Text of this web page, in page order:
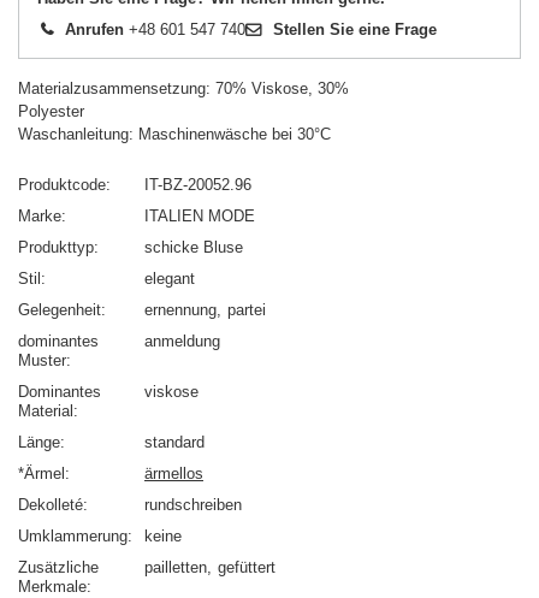
Anrufen +48 601 547 740 Stellen Sie eine Frage
Materialzusammensetzung: 70% Viskose, 30%
Polyester
Waschanleitung: Maschinenwäsche bei 30°C
Produktcode
IT-BZ-20052.96
Marke
ITALIEN MODE
Produkttyp
schicke Bluse
Stil
elegant
Gelegenheit
ernennung partei
dominantes
Muster
anmeldung
Dominantes
Material
viskose
Länge
standard
*Ärmel
ärmellos
Dekolleté
rundschreiben
Umklammerung
keine
Zusätzliche
Merkmale
pailletten gefüttert